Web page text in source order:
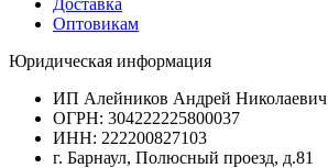
Оптовикам
Юридическая информация
ИП Алейников Андрей Николаевич
ОГРН: 304222225800037
ИНН: 222200827103
г. Барнаул, Полюсный проезд, д.81